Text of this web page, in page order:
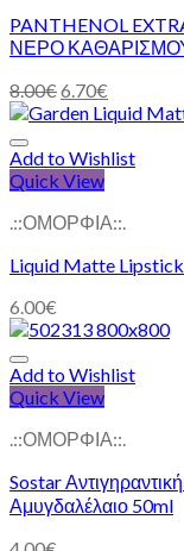
PANTHENOL
ΝΕΡΟ
8.00€6.70€
Add to Wishlist
Quick View
.::ΟΜΟΡΦΙΑ::.
Liquid Matte
6.00€
Add to Wishlist
Quick View
.::ΟΜΟΡΦΙΑ::.
Sostar
Αμυγδαλέλαιο 50ml